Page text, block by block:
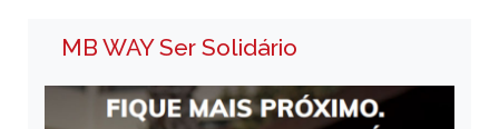
MB WAY Ser Solidário